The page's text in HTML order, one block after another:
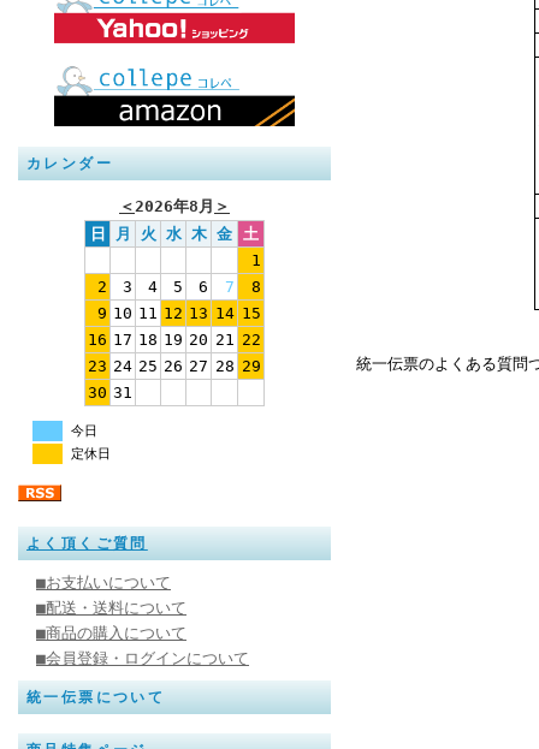
カレンダー
＜ 2026年8月 ＞
日
月 火 水 木 金
土
1
2
3 4 5 6 7
8
9 10 11 12 13 14 15
16 17 18 19 20 21
22
23 24 25 26 27 28 29
30 31
今日
定休日
よく頂くご質問
■お支払いについて
■配送・送料について
■商品の購入について
■会員登録・ログインについて
統一伝票について
統一伝票のよくある質問